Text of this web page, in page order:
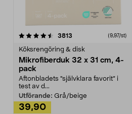
3813 (9,97/st)
Köksrengöring & disk
Mikrofiberduk 32 x 31 cm, 4-
pack
Aftonbladets "självklara favorit” i
test av d...
Utförande: Grå/beige
39,90
4.0av 5 stjärnor